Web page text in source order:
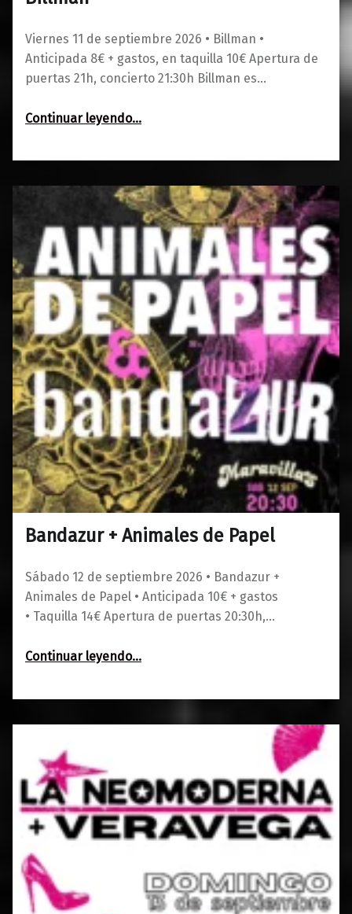
Viernes 11 de septiembre 2026 • Billman •
Anticipada 8€ + gastos, en taquilla 10€ Apertura de
puertas 21h, concierto 21:30h Billman es…
Continuar leyendo…
01/06/2026
Maravillas
Bandazur + Animales de Papel
Sábado 12 de septiembre 2026 • Bandazur +
Animales de Papel • Anticipada 10€ + gastos
• Taquilla 14€ Apertura de puertas 20:30h,…
Continuar leyendo…
01/06/2026
0
Maravillas